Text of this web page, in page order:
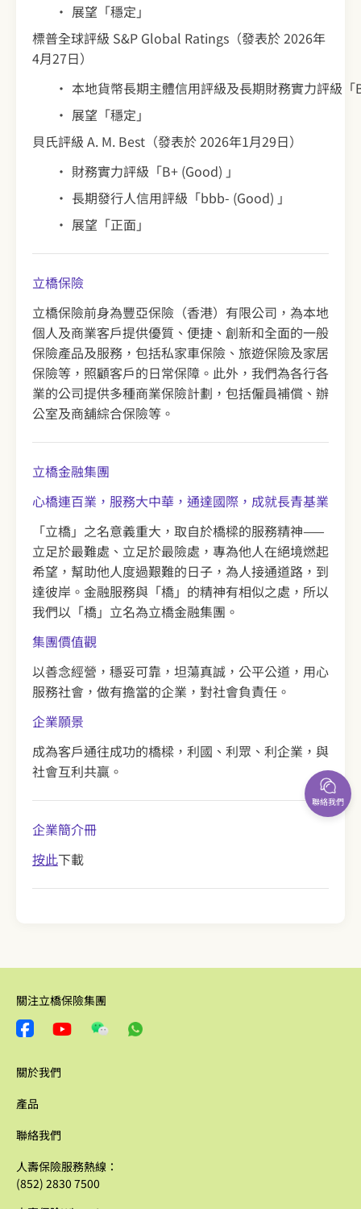
展望「穩定」
標普全球評級 S&P Global Ratings（發表於 2026年
4月27日）
本地貨幣長期主體信用評級及長期財務實力評級「
展望「穩定」
貝氏評級 A. M. Best（發表於 2026年1月29日）
財務實力評級「B+ (Good) 」
長期發行人信用評級「bbb- (Good) 」
展望「正面」
立橋保險
立橋保險前身為豐亞保險（香港）有限公司，為本地
個人及商業客戶提供優質、便捷、創新和全面的一般
保險產品及服務，包括私家車保險、旅遊保險及家居
保險等，照顧客戶的日常保障。此外，我們為各行各
業的公司提供多種商業保險計劃，包括僱員補償、辦
公室及商舖綜合保險等。
立橋金融集團
心橋連百業，服務大中華，通達國際，成就長青基業
「立橋」之名意義重大，取自於橋樑的服務精神——
立足於最難處、立足於最險處，專為他人在絕境燃起
希望，幫助他人度過艱難的日子，為人接通道路，到
達彼岸。金融服務與「橋」的精神有相似之處，所以
我們以「橋」立名為立橋金融集團。
集團價值觀
以善念經營，穩妥可靠，坦蕩真誠，公平公道，用心
服務社會，做有擔當的企業，對社會負責任。
企業願景
成為客戶通往成功的橋樑，利國、利眾、利企業，與
社會互利共贏。
企業簡介冊
按此下載
關注立橋保險集團
關於我們
產品
聯絡我們
人壽保險服務熱線：
(852) 2830 7500
聯絡我們